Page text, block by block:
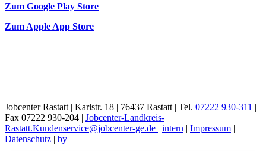
Zum Google Play Store
Zum Apple App Store
Jobcenter Rastatt | Karlstr. 18 | 76437 Rastatt | Tel. 07222 930-311 |
Fax 07222 930-204 | Jobcenter-Landkreis-
Rastatt.Kundenservice@jobcenter-ge.de | intern | Impressum |
Datenschutz | by